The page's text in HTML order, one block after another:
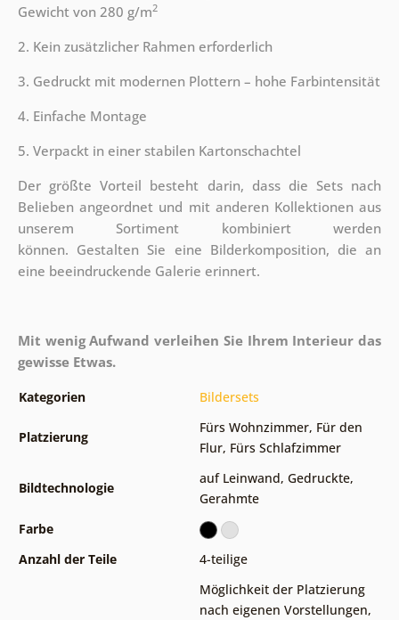
Gewicht von 280 g/m2
2. Kein zusätzlicher Rahmen erforderlich
3. Gedruckt mit modernen Plottern – hohe Farbintensität
4. Einfache Montage
5. Verpackt in einer stabilen Kartonschachtel
Der größte Vorteil besteht darin, dass die Sets nach
Belieben angeordnet und mit anderen Kollektionen aus
unserem Sortiment kombiniert werden
können. Gestalten Sie eine Bilderkomposition, die an
eine beeindruckende Galerie erinnert.
Mit wenig Aufwand verleihen Sie Ihrem Interieur das
gewisse Etwas.
Kategorien Bildersets
Platzierung
Fürs Wohnzimmer, Für den
Flur, Fürs Schlafzimmer
Bildtechnologie
auf Leinwand, Gedruckte,
Gerahmte
Farbe
Anzahl der Teile
4-teilige
Möglichkeit der Platzierung
nach eigenen Vorstellungen,